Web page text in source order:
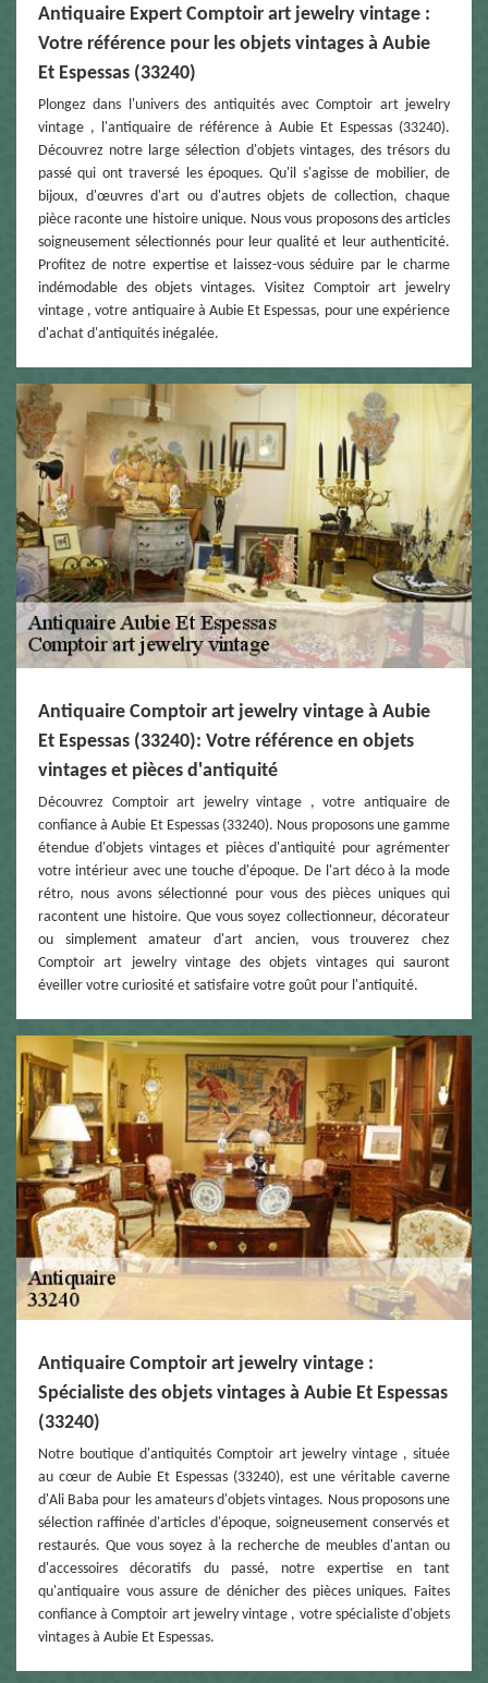
Antiquaire Expert Comptoir art jewelry vintage :
Votre référence pour les objets vintages à Aubie
Et Espessas (33240)
Plongez dans l'univers des antiquités avec Comptoir art jewelry
vintage , l'antiquaire de référence à Aubie Et Espessas (33240).
Découvrez notre large sélection d'objets vintages, des trésors du
passé qui ont traversé les époques. Qu'il s'agisse de mobilier, de
bijoux, d'œuvres d'art ou d'autres objets de collection, chaque
pièce raconte une histoire unique. Nous vous proposons des articles
soigneusement sélectionnés pour leur qualité et leur authenticité.
Profitez de notre expertise et laissez-vous séduire par le charme
indémodable des objets vintages. Visitez Comptoir art jewelry
vintage , votre antiquaire à Aubie Et Espessas, pour une expérience
d'achat d'antiquités inégalée.
Antiquaire Comptoir art jewelry vintage à Aubie
Et Espessas (33240): Votre référence en objets
vintages et pièces d'antiquité
Découvrez Comptoir art jewelry vintage , votre antiquaire de
confiance à Aubie Et Espessas (33240). Nous proposons une gamme
étendue d'objets vintages et pièces d'antiquité pour agrémenter
votre intérieur avec une touche d'époque. De l'art déco à la mode
rétro, nous avons sélectionné pour vous des pièces uniques qui
racontent une histoire. Que vous soyez collectionneur, décorateur
ou simplement amateur d'art ancien, vous trouverez chez
Comptoir art jewelry vintage des objets vintages qui sauront
éveiller votre curiosité et satisfaire votre goût pour l'antiquité.
Antiquaire Comptoir art jewelry vintage :
Spécialiste des objets vintages à Aubie Et Espessas
(33240)
Notre boutique d'antiquités Comptoir art jewelry vintage , située
au cœur de Aubie Et Espessas (33240), est une véritable caverne
d'Ali Baba pour les amateurs d'objets vintages. Nous proposons une
sélection raffinée d'articles d'époque, soigneusement conservés et
restaurés. Que vous soyez à la recherche de meubles d'antan ou
d'accessoires décoratifs du passé, notre expertise en tant
qu'antiquaire vous assure de dénicher des pièces uniques. Faites
confiance à Comptoir art jewelry vintage , votre spécialiste d'objets
vintages à Aubie Et Espessas.